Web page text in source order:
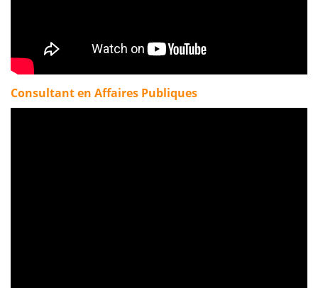
Consultant en Affaires Publiques